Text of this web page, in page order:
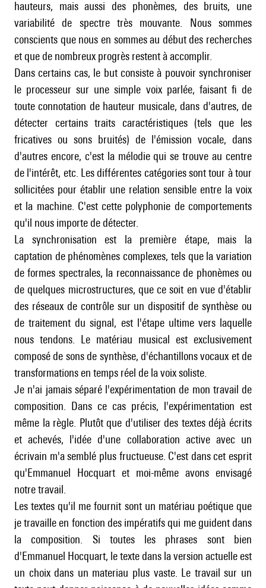
hauteurs, mais aussi des phonèmes, des bruits, une
variabilité de spectre très mouvante. Nous sommes
conscients que nous en sommes au début des recherches
et que de nombreux progrès restent à accomplir.
Dans certains cas, le but consiste à pouvoir synchroniser
le processeur sur une simple voix parlée, faisant fi de
toute connotation de hauteur musicale, dans d'autres, de
détecter certains traits caractéristiques (tels que les
fricatives ou sons bruités) de l'émission vocale, dans
d'autres encore, c'est la mélodie qui se trouve au centre
de l'intérêt, etc. Les différentes catégories sont tour à tour
sollicitées pour établir une relation sensible entre la voix
et la machine. C'est cette polyphonie de comportements
qu'il nous importe de détecter.
La synchronisation est la première étape, mais la
captation de phénomènes complexes, tels que la variation
de formes spectrales, la reconnaissance de phonèmes ou
de quelques microstructures, que ce soit en vue d'établir
des réseaux de contrôle sur un dispositif de synthèse ou
de traitement du signal, est l'étape ultime vers laquelle
nous tendons. Le matériau musical est exclusivement
composé de sons de synthèse, d'échantillons vocaux et de
transformations en temps réel de la voix soliste.
Je n'ai jamais séparé l'expérimentation de mon travail de
composition. Dans ce cas précis, l'expérimentation est
même la règle. Plutôt que d'utiliser des textes déjà écrits
et achevés, l'idée d'une collaboration active avec un
écrivain m'a semblé plus fructueuse. C'est dans cet esprit
qu'Emmanuel Hocquart et moi-même avons envisagé
notre travail.
Les textes qu'il me fournit sont un matériau poétique que
je travaille en fonction des impératifs qui me guident dans
la composition. Si toutes les phrases sont bien
d'Emmanuel Hocquart, le texte dans la version actuelle est
un choix dans un materiau plus vaste. Le travail sur un